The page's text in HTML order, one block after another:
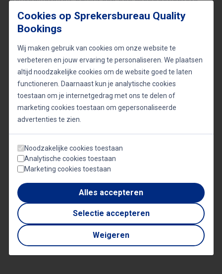
toekomstbestendige organisatie.
Neurodiversiteit zichtbaar maken in alle
lagen van de organisatie
Volgens Saskia Schepers is het essentieel dat
neurodiversiteit niet alleen een onderwerp is
binnen HR of inclusietrainingen, maar zichtbaar
leiderschap tot uitvoerende teams moet het besef
groeien dat neurodiversiteit waarde toevoegt. Dat
vraagt om het bespreekbaar maken van verschillen,
het delen van ervaringen én het aanpassen van
processen zodat iedereen gelijke kansen krijgt om
te floreren.
Cookies op Sprekersbureau Quality
Bookings
Wij maken gebruik van cookies om onze website te
verbeteren en jouw ervaring te personaliseren. We plaatsen
altijd noodzakelijke cookies om de website goed te laten
functioneren. Daarnaast kun je analytische cookies
toestaan om je internetgedrag met ons te delen of
marketing cookies toestaan om gepersonaliseerde
advertenties te zien.
Noodzakelijke cookies toestaan
Analytische cookies toestaan
Marketing cookies toestaan
Alles accepteren
Selectie accepteren
Weigeren